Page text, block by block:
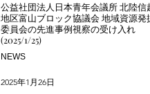
公益社団法人日本青年会議所 北陸信越
地区富山ブロック協議会 地域資源発掘
委員会の先進事例視察の受け入れ
(2025/1/25)
NEWS
2025年1月26日